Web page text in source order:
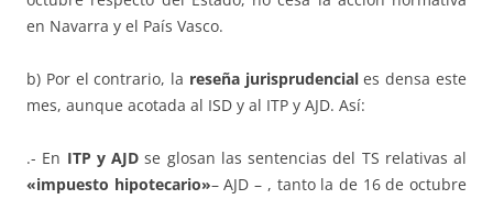
en Navarra y el País Vasco.
b) Por el contrario, la reseña jurisprudenciales densa este
mes, aunque acotada al ISD y al ITP y AJD. Así:
.- En ITP y AJD se glosan las sentencias del TS relativas al
«impuesto hipotecario»– AJD – , tanto la de 16 de octubre